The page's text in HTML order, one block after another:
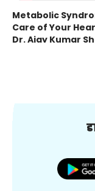
Metabolic
Care of Your
Dr. Ajay Kumar